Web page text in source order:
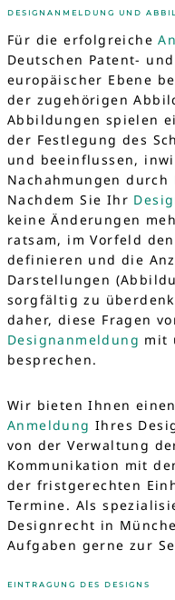
DESIGNANMELDUNG UND
Für die erfolgreiche
Deutschen Patent-
europäischer Ebene
der zugehörigen
Abbildungen spielen
der Festlegung des
und beeinflussen,
Nachahmungen
Nachdem Sie Ihr
keine Änderungen
ratsam, im Vorfeld
definieren und die
Darstellungen
sorgfältig zu
daher, diese Fragen
Designanmeldung mit
besprechen.
Wir bieten Ihnen
Anmeldung Ihres
von der Verwaltung
Kommunikation mit
der fristgerechten
Termine. Als
Designrecht in
Aufgaben gerne zur
EINTRAGUNG DES DESIGNS